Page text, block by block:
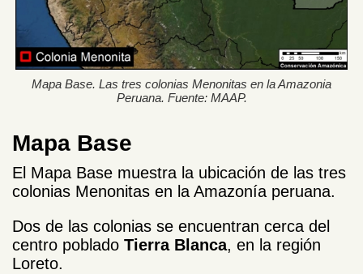
Mapa Base. Las tres colonias Menonitas en la Amazonia
Peruana. Fuente: MAAP.
Mapa Base
El Mapa Base muestra la ubicación de las tres
colonias Menonitas en la Amazonía peruana.
Dos de las colonias se encuentran cerca del
centro poblado Tierra Blanca, en la región
Loreto.